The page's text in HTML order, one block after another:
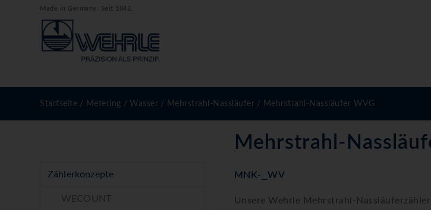
Made in Germany. Seit 1842.
Startseite / Metering / Wasser / Mehrstrahl-Nassläufer / Mehrstrahl-Nassläufer WVG
Mehrstrahl-
MNK-˽WV
Unsere Wehrle Mehrstrahl-
Zählerkonzepte
WECOUNT